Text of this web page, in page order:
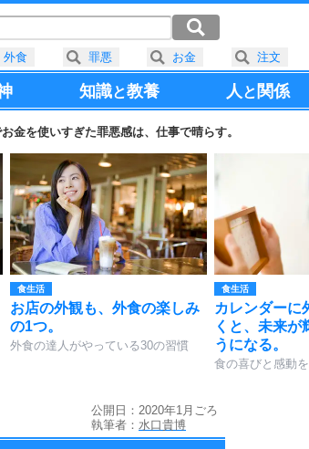
知識と教養 人と 関係
金を使いすぎた罪悪感は、仕事で晴らす。
食生活
お店の外観も、外食の楽しみ
の1つ。
外食の達人がやっている30の習慣
食生活
カレンダーに
くと、未来が
うになる。
食の喜びと感動
公開日：2020年1月ごろ
執筆者： 水口貴博
外食 罪悪 お金 注文